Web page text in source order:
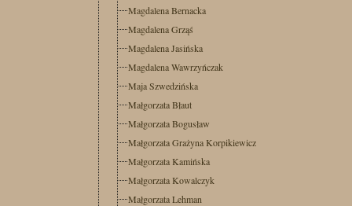
Magdalena Bernacka
Magdalena Grząś
Magdalena Jasińska
Magdalena Wawrzyńczak
Maja Szwedzińska
Małgorzata Błaut
Małgorzata Bogusław
Małgorzata Grażyna Korpikiewicz
Małgorzata Kamińska
Małgorzata Kowalczyk
Małgorzata Lehman